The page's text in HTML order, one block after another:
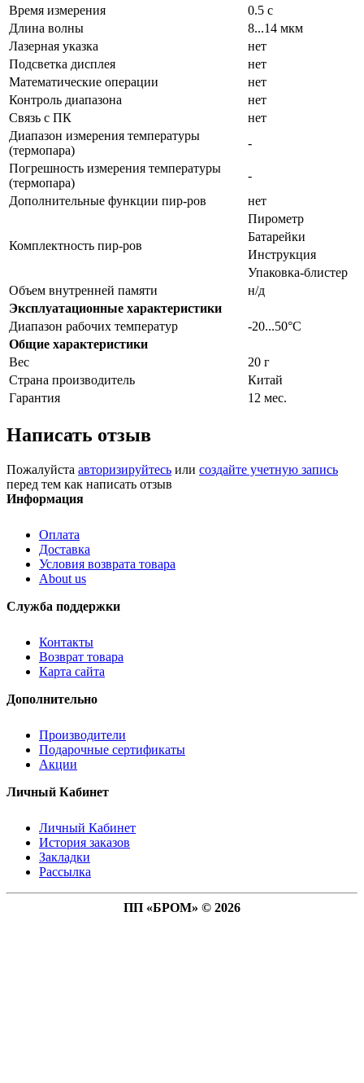
Время измерения
0.5 с
Длина волны
8...14 мкм
Лазерная указка
нет
Подсветка дисплея
нет
Математические операции
нет
Контроль диапазона
нет
Связь с ПК
нет
Диапазон измерения температуры
(термопара)
-
Погрешность измерения температуры
(термопара)
-
Дополнительные функции пир-ров
нет
Комплектность пир-ров
Пирометр
Батарейки
Инструкция
Упаковка-блистер
Объем внутренней памяти
н/д
Эксплуатационные характеристики
Диапазон рабочих температур
-20...50°C
Общие характеристики
Вес
20 г
Страна производитель
Китай
Гарантия
12 мес.
Написать отзыв
Пожалуйста авторизируйтесь или создайте учетную запись
перед тем как написать отзыв
Информация
Оплата
Доставка
Условия возврата товара
About us
Служба поддержки
Контакты
Возврат товара
Карта сайта
Дополнительно
Производители
Подарочные сертификаты
Акции
Личный Кабинет
Личный Кабинет
История заказов
Закладки
Рассылка
ПП «БРОМ» © 2026